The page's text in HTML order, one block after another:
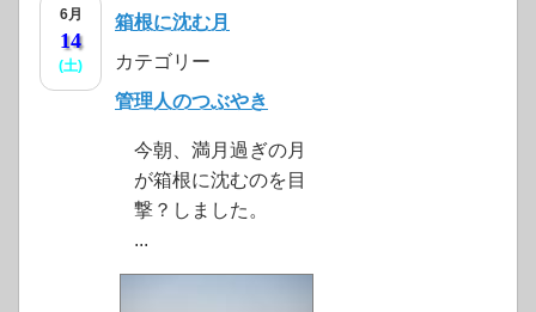
6月
14
(土)
箱根に沈む月
カテゴリー
管理人のつぶやき
今朝、満月過ぎの月
が箱根に沈むのを目
撃？しました。
...